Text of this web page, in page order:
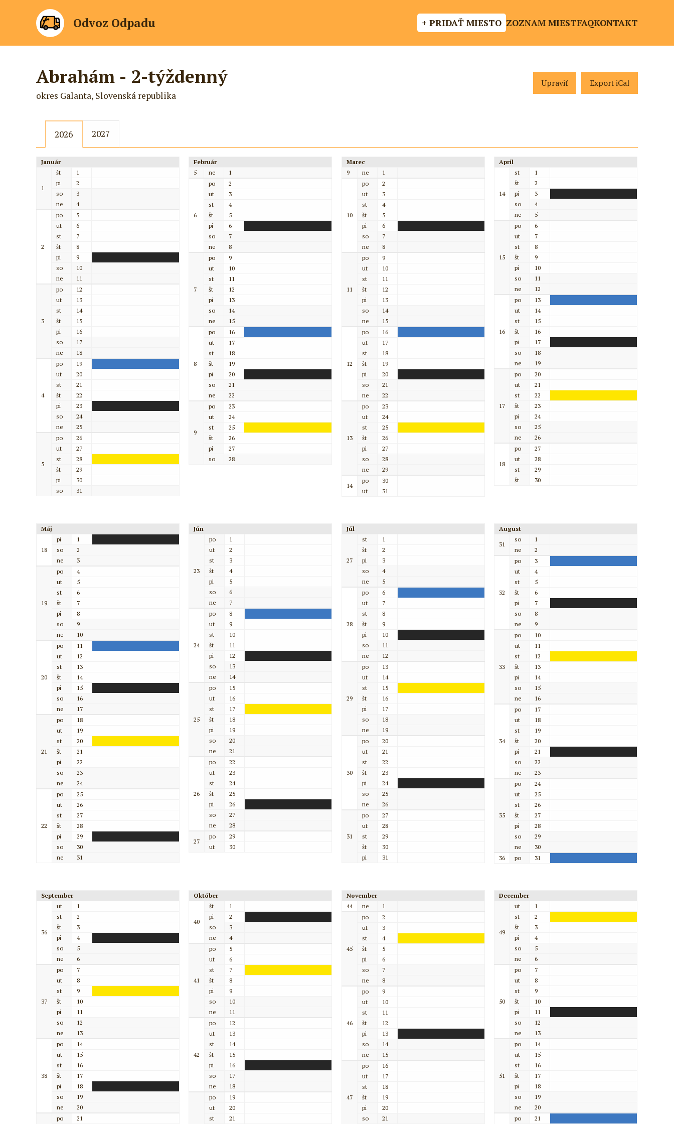
Odvoz Odpadu + PRIDAŤ MIESTO ZOZNAM MIESTFAQKONTAKT
Abrahám - 2-týždenný
okres Galanta, Slovenská republika
Upraviť Export iCal
2026 2027
Január
1
št
1
pi
2
so
3
ne
4
2
po
5
ut
6
st
7
št
8
pi
9
so
10
ne
11
3
po
12
ut
13
st
14
št
15
pi
16
so
17
ne
18
4
po
19
ut
20
st
21
št
22
pi
23
so
24
ne
25
5
po
26
ut
27
st
28
št
29
pi
30
so
31
Február
5
ne 1
6
po
2
ut
3
st
4
št
5
pi
6
so
7
ne
8
7
po
9
ut
10
st
11
št
12
pi
13
so
14
ne
15
8
po
16
ut
17
st
18
št
19
pi
20
so
21
ne
22
9
po
23
ut
24
st
25
št
26
pi
27
so
28
Marec
9
ne 1
10
po
2
ut
3
st
4
št
5
pi
6
so
7
ne
8
11
po
9
ut
10
st
11
št
12
pi
13
so
14
ne
15
12
po
16
ut
17
st
18
št
19
pi
20
so
21
ne
22
13
po
23
ut
24
st
25
št
26
pi
27
so
28
ne
29
14
po
30
ut
31
Apríl
14
st
1
št
2
pi
3
so
4
ne
5
15
po
6
ut
7
st
8
št
9
pi
10
so
11
ne
12
16
po
13
ut
14
st
15
št
16
pi
17
so
18
ne
19
17
po
20
ut
21
st
22
št
23
pi
24
so
25
ne
26
18
po
27
ut
28
st
29
št
30
Máj
18
pi
1
so
2
ne
3
19
po
4
ut
5
st
6
št
7
pi
8
so
9
ne
10
20
po
11
ut
12
st
13
št
14
pi
15
so
16
ne
17
21
po
18
ut
19
st
20
št
21
pi
22
so
23
ne
24
22
po
25
ut
26
st
27
št
28
pi
29
so
30
ne
31
Jún
23
po
1
ut
2
st
3
št
4
pi
5
so
6
ne
7
24
po
8
ut
9
st
10
št
11
pi
12
so
13
ne
14
25
po
15
ut
16
st
17
št
18
pi
19
so
20
ne
21
26
po
22
ut
23
st
24
št
25
pi
26
so
27
ne
28
27
po
29
ut
30
Júl
27
st
1
št
2
pi
3
so
4
ne
5
28
po
6
ut
7
st
8
št
9
pi
10
so
11
ne
12
29
po
13
ut
14
st
15
št
16
pi
17
so
18
ne
19
30
po
20
ut
21
st
22
št
23
pi
24
so
25
ne
26
31
po
27
ut
28
st
29
št
30
pi
31
August
31
so
1
ne
2
32
po
3
ut
4
st
5
št
6
pi
7
so
8
ne
9
33
po
10
ut
11
st
12
št
13
pi
14
so
15
ne
16
34
po
17
ut
18
st
19
št
20
pi
21
so
22
ne
23
35
po
24
ut
25
st
26
št
27
pi
28
so
29
ne
30
36
po 31
September
36
ut
1
st
2
št
3
pi
4
so
5
ne
6
37
po
7
ut
8
st
9
št
10
pi
11
so
12
ne
13
38
po
14
ut
15
st
16
št
17
pi
18
so
19
ne
20
po
21
Október
40
št
1
pi
2
so
3
ne
4
41
po
5
ut
6
st
7
št
8
pi
9
so
10
ne
11
42
po
12
ut
13
st
14
št
15
pi
16
so
17
ne
18
po
19
ut
20
st
21
November
44
ne 1
45
po
2
ut
3
st
4
št
5
pi
6
so
7
ne
8
46
po
9
ut
10
st
11
št
12
pi
13
so
14
ne
15
47
po
16
ut
17
st
18
št
19
pi
20
so
21
December
49
ut
1
st
2
št
3
pi
4
so
5
ne
6
50
po
7
ut
8
st
9
št
10
pi
11
so
12
ne
13
51
po
14
ut
15
st
16
št
17
pi
18
so
19
ne
20
po
21